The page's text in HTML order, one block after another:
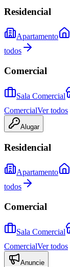
Residencial
Apartamento
todos
Comercial
Sala Comercial
ComercialVer todos
Alugar
Residencial
Apartamento
todos
Comercial
Sala Comercial
ComercialVer todos
Anuncie